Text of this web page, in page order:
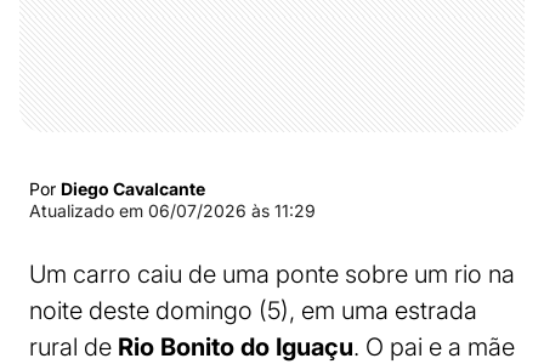
Por Diego Cavalcante
Atualizado em 06/07/2026 às 11:29
Um carro caiu de uma ponte sobre um rio na
noite deste domingo (5), em uma estrada
rural de Rio Bonito do Iguaçu. O pai e a mãe